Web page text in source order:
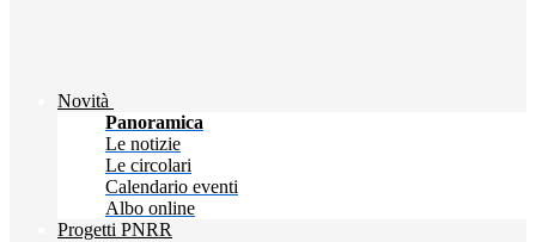
Novità
Panoramica
Le notizie
Le circolari
Calendario eventi
Albo online
Progetti PNRR